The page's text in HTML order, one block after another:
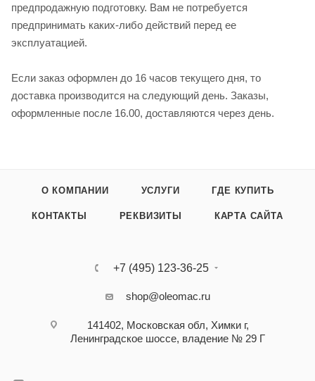
предпродажную подготовку. Вам не потребуется
предпринимать каких-либо действий перед ее
эксплуатацией.
Если заказ оформлен до 16 часов текущего дня, то
доставка производится на следующий день. Заказы,
оформленные после 16.00, доставляются через день.
О КОМПАНИИ УСЛУГИ ГДЕ КУПИТЬ
КОНТАКТЫ РЕКВИЗИТЫ КАРТА САЙТА
+7 (495) 123-36-25‬
shop@oleomac.ru
141402, Московская обл, Химки г,
Ленинградское шоссе, владение № 29 Г